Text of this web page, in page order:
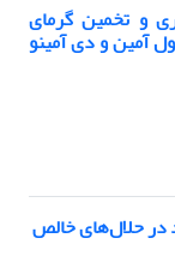
و تخمین گرمای
آمین و دی ‏آمینو
در حلال‌های خالص